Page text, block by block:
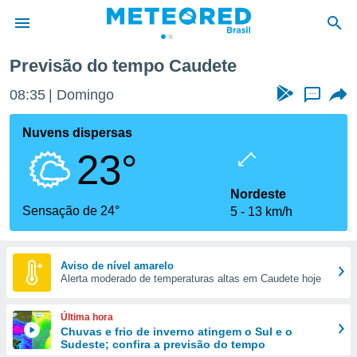
da
fornecidas
a este
das
e
forma
digital
Previsão do tempo Caudete
08:35 Domingo ...
Nuvens dispersas
23°
Sensação de 24°
Nordeste
5
13 km/h
Aviso de nível amarelo
Alerta moderado de temperaturas altas em Caudete hoje
Última hora
Chuvas e frio de inverno atingem o Sul e o
Sudeste; confira a previsão do tempo